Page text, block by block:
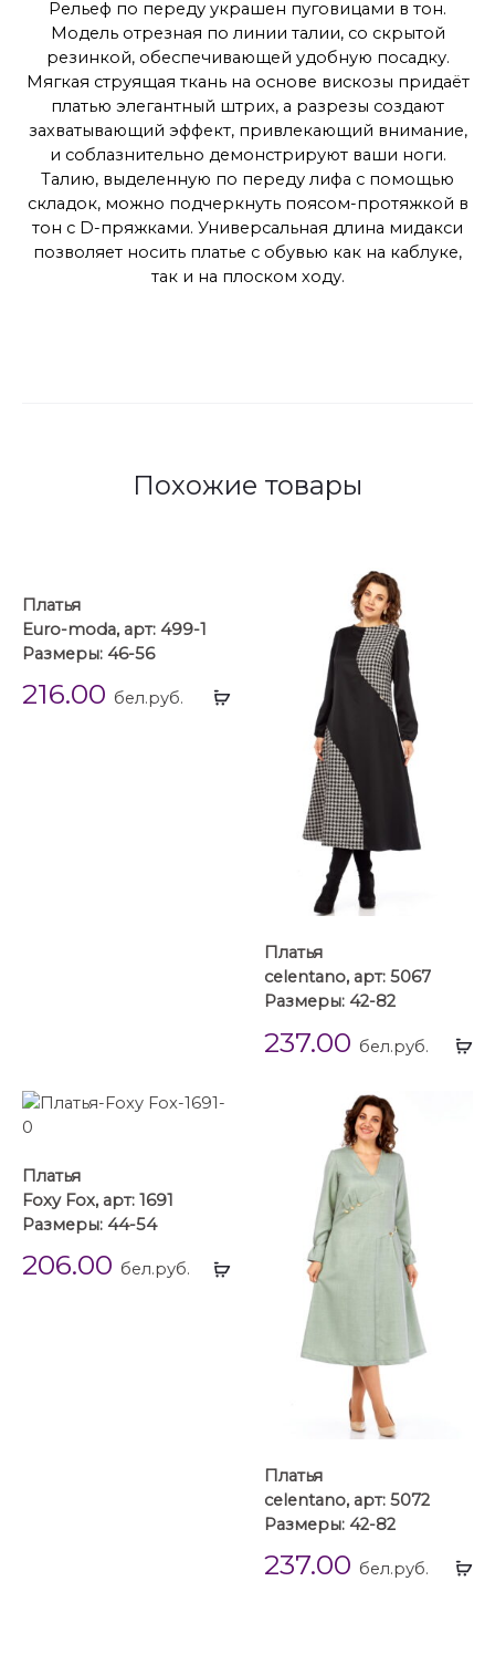
Рельеф по переду украшен пуговицами в тон.
Модель отрезная по линии талии, со скрытой
резинкой, обеспечивающей удобную посадку.
Мягкая струящая ткань на основе вискозы придаёт
платью элегантный штрих, а разрезы создают
захватывающий эффект, привлекающий внимание,
и соблазнительно демонстрируют ваши ноги.
Талию, выделенную по переду лифа с помощью
складок, можно подчеркнуть поясом-протяжкой в
тон с D-пряжками. Универсальная длина мидакси
позволяет носить платье с обувью как на каблуке,
так и на плоском ходу.
Похожие товары
Выбрать
Платья
Euro-moda, арт: 499-1
Размеры: 46-56
216.00 бел.руб.
Платья
celentano, арт: 5067
Размеры: 42-82
237.00 бел.руб.
Выбрать
Платья
Foxy Fox, арт: 1691
Размеры: 44-54
206.00 бел.руб.
Платья
celentano, арт: 5072
Размеры: 42-82
237.00 бел.руб.